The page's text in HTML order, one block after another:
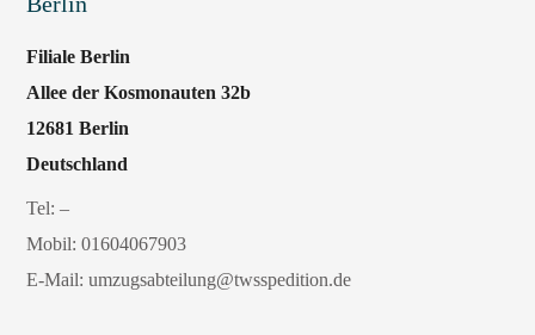
Filiale Berlin
Allee der Kosmonauten 32b
12681 Berlin
Deutschland
Tel: –
Mobil:01604067903
E-Mail:umzugsabteilung@twsspedition.de